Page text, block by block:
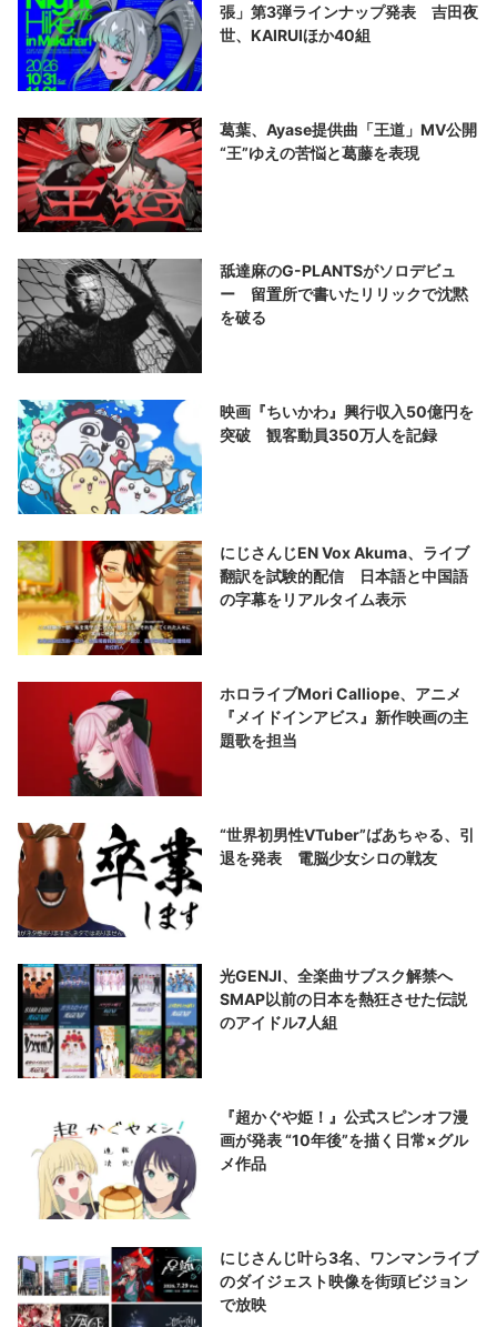
張」第3弾ラインナップ発表 吉田夜
世、KAIRUIほか40組
葛葉、Ayase提供曲「王道」MV公開
“王”ゆえの苦悩と葛藤を表現
舐達麻のG-PLANTSがソロデビュ
ー 留置所で書いたリリックで沈黙
を破る
映画『ちいかわ』興行収入50億円を
突破 観客動員350万人を記録
にじさんじEN Vox Akuma、ライブ
翻訳を試験的配信 日本語と中国語
の字幕をリアルタイム表示
ホロライブMori Calliope、アニメ
『メイドインアビス』新作映画の主
題歌を担当
“世界初男性VTuber”ばあちゃる、引
退を発表 電脳少女シロの戦友
光GENJI、全楽曲サブスク解禁へ
SMAP以前の日本を熱狂させた伝説
のアイドル7人組
『超かぐや姫！』公式スピンオフ漫
画が発表 “10年後”を描く日常×グル
メ作品
にじさんじ叶ら3名、ワンマンライブ
のダイジェスト映像を街頭ビジョン
で放映